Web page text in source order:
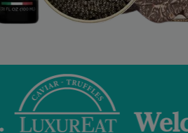
Welcome to